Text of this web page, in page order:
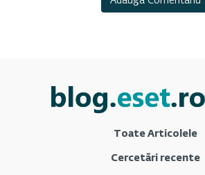
Toate Articolele
Cercetări recente